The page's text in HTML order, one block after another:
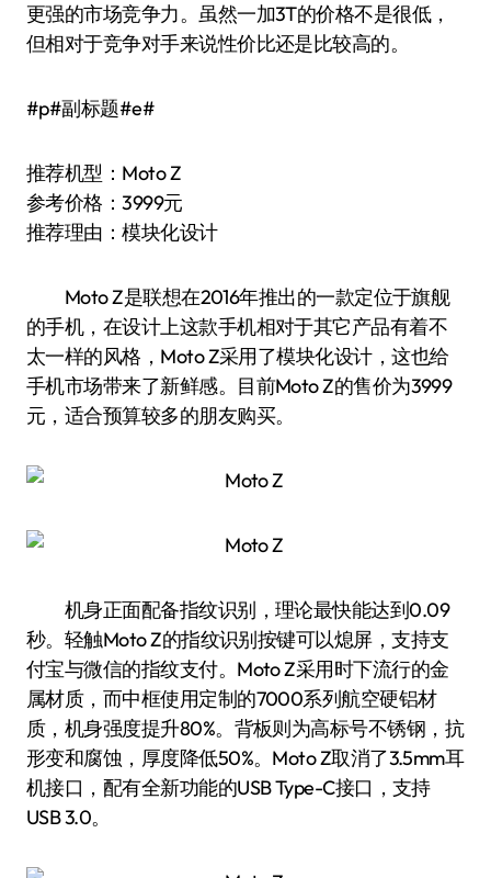
更强的市场竞争力。虽然一加3T的价格不是很低，
但相对于竞争对手来说性价比还是比较高的。
#p#副标题#e#
推荐机型：Moto Z
参考价格：3999元
推荐理由：模块化设计
Moto Z是联想在2016年推出的一款定位于旗舰
的手机，在设计上这款手机相对于其它产品有着不
太一样的风格，Moto Z采用了模块化设计，这也给
手机市场带来了新鲜感。目前Moto Z的售价为3999
元，适合预算较多的朋友购买。
机身正面配备指纹识别，理论最快能达到0.09
秒。轻触Moto Z的指纹识别按键可以熄屏，支持支
付宝与微信的指纹支付。Moto Z采用时下流行的金
属材质，而中框使用定制的7000系列航空硬铝材
质，机身强度提升80%。背板则为高标号不锈钢，抗
形变和腐蚀，厚度降低50%。Moto Z取消了3.5mm耳
机接口，配有全新功能的USB Type-C接口，支持
USB 3.0。